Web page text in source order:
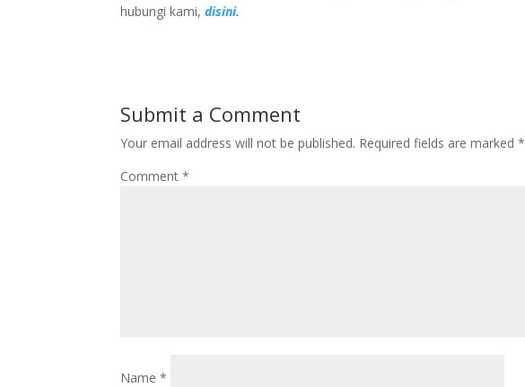
hubungi kami,disini.
Submit a Comment
Your email address will not be published. Required fields are marked*
Comment*
Name*